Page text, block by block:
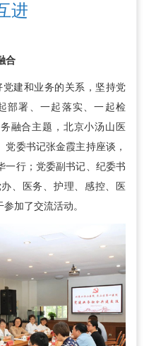
进
合
建和业务的关系，坚持党
部署、一起落实、一起检
融合主题，北京小汤山医
委书记张金霞主持座谈，
一行；党委副书记、纪委书
、医务、护理、感控、医
加了交流活动。